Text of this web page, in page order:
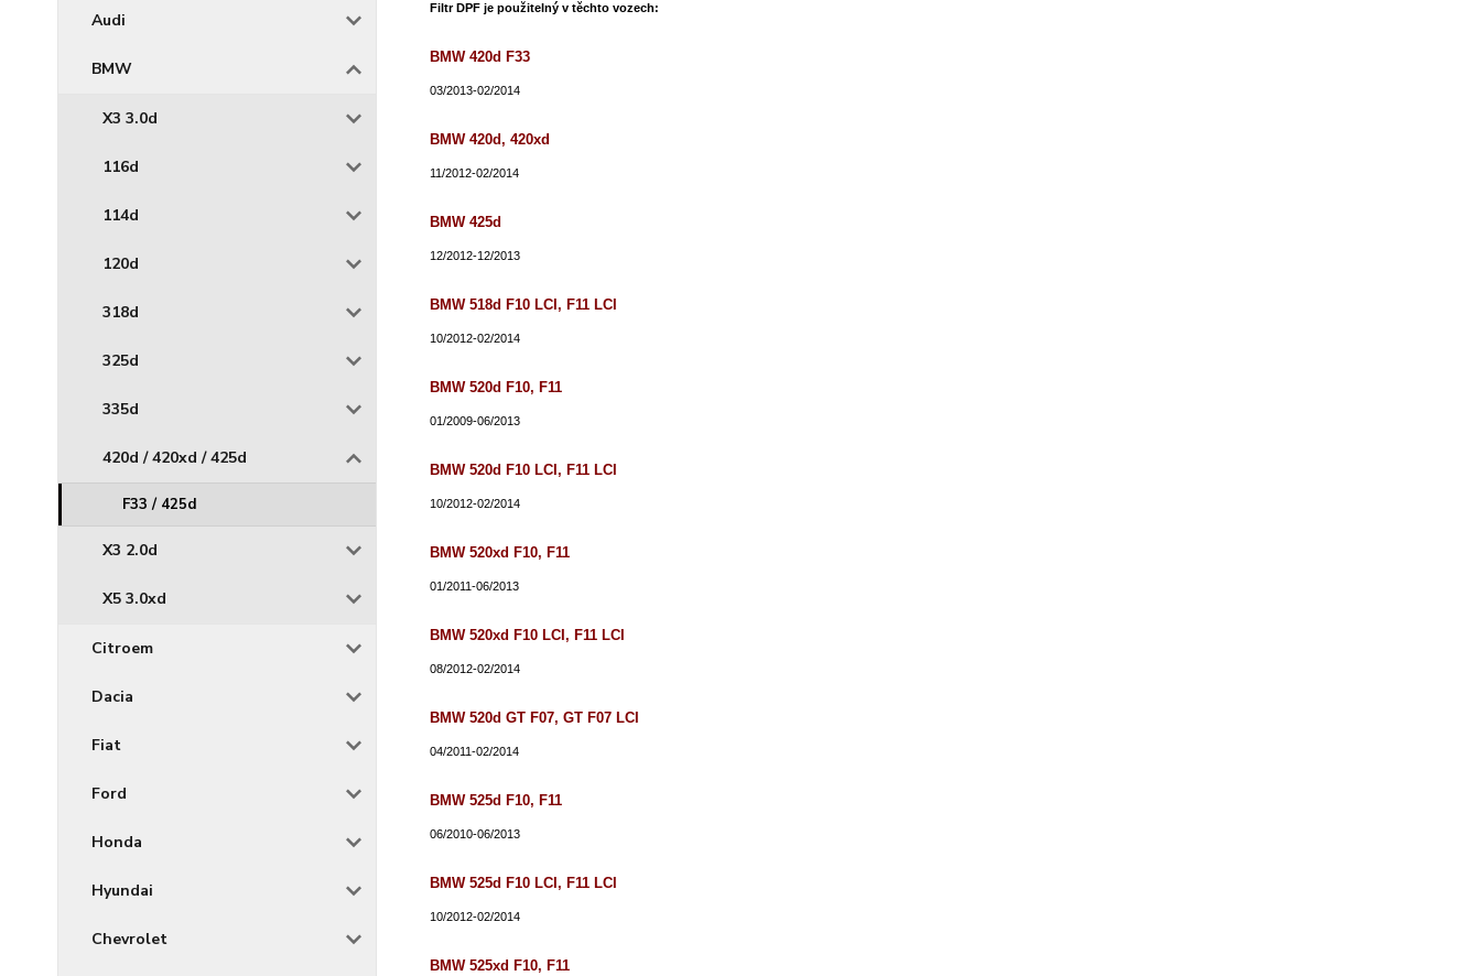
Audi
BMW
X3 3.0d
116d
114d
120d
318d
325d
335d
420d / 420xd / 425d
F33 / 425d
X3 2.0d
X5 3.0xd
Citroem
Dacia
Fiat
Ford
Honda
Hyundai
Chevrolet
Filtr DPF je použitelný v těchto vozech:
BMW 420d F33
03/2013-02/2014
BMW 420d, 420xd
11/2012-02/2014
BMW 425d
12/2012-12/2013
BMW 518d F10 LCI, F11 LCI
10/2012-02/2014
BMW 520d F10, F11
01/2009-06/2013
BMW 520d F10 LCI, F11 LCI
10/2012-02/2014
BMW 520xd F10, F11
01/2011-06/2013
BMW 520xd F10 LCI, F11 LCI
08/2012-02/2014
BMW 520d GT F07, GT F07 LCI
04/2011-02/2014
BMW 525d F10, F11
06/2010-06/2013
BMW 525d F10 LCI, F11 LCI
10/2012-02/2014
BMW 525xd F10, F11